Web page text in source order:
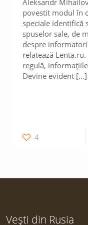
Aleksandr
povestit modul în
speciale identifică
spuselor sale, de
despre
relatează
regulă,
Devine evident […]
4
Vești din Rusia